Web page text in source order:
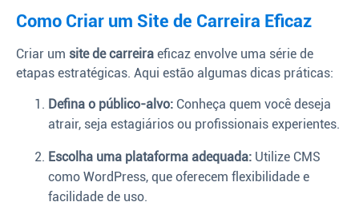
Como Criar um Site de Carreira Eficaz
Criar um site de carreira eficaz envolve uma série de
etapas estratégicas. Aqui estão algumas dicas práticas:
Defina o público-alvo: Conheça quem você deseja
atrair, seja estagiários ou profissionais experientes.
Escolha uma plataforma adequada: Utilize CMS
como WordPress, que oferecem flexibilidade e
facilidade de uso.